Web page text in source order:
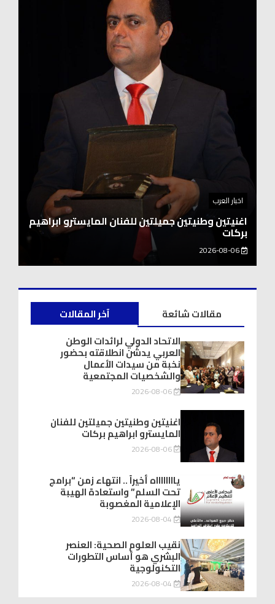
اخبار العرب
اغنيتين وطنيتين جميلتين للفنان المايسترو ابراهيم
بركات
2026-08-06
آخر المقالات
مقالات شائعة
الاتحاد الدولي لرائدات الوطن
العربي يدشّن انطلاقته بحضور
نخبة من سيدات الأعمال
والشخصيات المجتمعية
2026-08-06
اغنيتين وطنيتين جميلتين للفنان
المايسترو ابراهيم بركات
2026-08-06
يااااااااه أخيراً .. انتهاء زمن “برامج
تحت السلم” واستعادة الهيبة
الإعلامية المغصوبة
2026-08-04
نقيب العلوم الصحية: العنصر
البشري هو أساس التطورات
التكنولوجية
2026-08-04